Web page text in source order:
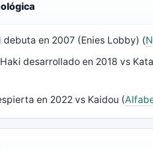
debuta en 2007 (Enies Lobby) (
desarrollado en 2018 vs
en 2022 vs Kaidou (